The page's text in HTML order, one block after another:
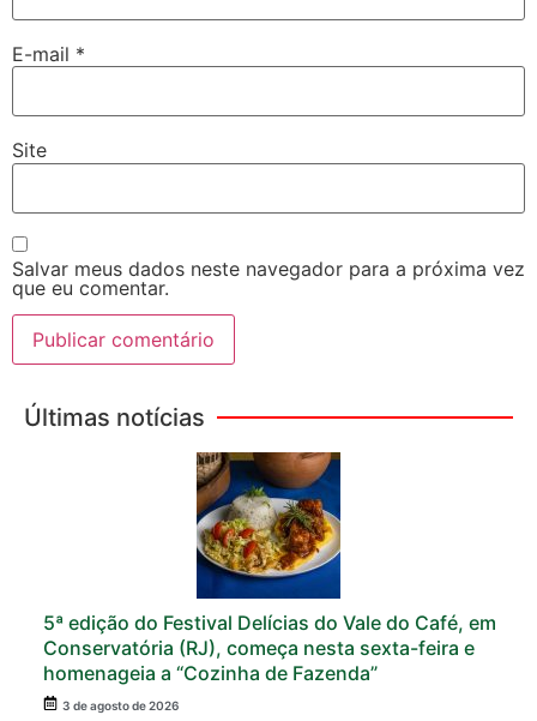
E-mail *
Site
Salvar meus dados neste navegador para a próxima vez
que eu comentar.
Últimas notícias
5ª edição do Festival Delícias do Vale do Café, em
Conservatória (RJ), começa nesta sexta-feira e
homenageia a “Cozinha de Fazenda”
3 de agosto de 2026